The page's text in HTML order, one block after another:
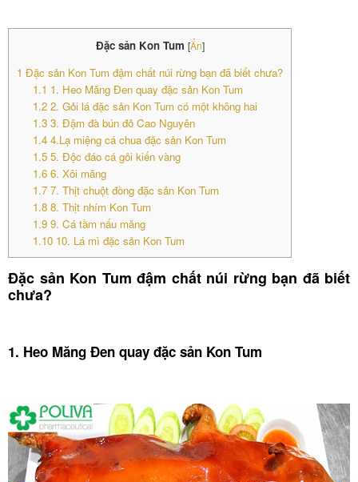
Đặc sản Kon Tum [Ẩn]
1 Đặc sản Kon Tum đậm chất núi rừng bạn đã biết chưa?
1.1 1. Heo Măng Đen quay đặc sản Kon Tum
1.22. Gỏi lá đặc sản Kon Tum có một không hai
1.33. Đậm đà bún đỏ Cao Nguyên
1.44.Lạ miệng cá chua đặc sản Kon Tum
1.55. Độc đáo cá gỏi kiến vàng
1.66. Xôi măng
1.77. Thịt chuột đồng đặc sản Kon Tum
1.88. Thịt nhím Kon Tum
1.99. Cá tầm nấu măng
1.1010. Lá mì đặc sản Kon Tum
Đặc sản Kon Tum đậm chất núi rừng bạn đã biết
chưa?
1. Heo Măng Đen quay đặc sản Kon Tum